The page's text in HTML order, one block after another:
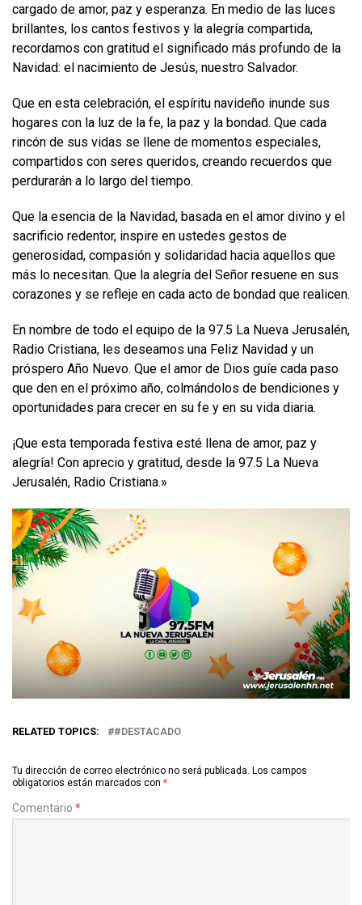
cargado de amor, paz y esperanza. En medio de las luces
brillantes, los cantos festivos y la alegría compartida,
recordamos con gratitud el significado más profundo de la
Navidad: el nacimiento de Jesús, nuestro Salvador.
Que en esta celebración, el espíritu navideño inunde sus
hogares con la luz de la fe, la paz y la bondad. Que cada
rincón de sus vidas se llene de momentos especiales,
compartidos con seres queridos, creando recuerdos que
perdurarán a lo largo del tiempo.
Que la esencia de la Navidad, basada en el amor divino y el
sacrificio redentor, inspire en ustedes gestos de
generosidad, compasión y solidaridad hacia aquellos que
más lo necesitan. Que la alegría del Señor resuene en sus
corazones y se refleje en cada acto de bondad que realicen.
En nombre de todo el equipo de la 97.5 La Nueva Jerusalén,
Radio Cristiana, les deseamos una Feliz Navidad y un
próspero Año Nuevo. Que el amor de Dios guíe cada paso
que den en el próximo año, colmándolos de bendiciones y
oportunidades para crecer en su fe y en su vida diaria.
¡Que esta temporada festiva esté llena de amor, paz y
alegría! Con aprecio y gratitud, desde la 97.5 La Nueva
Jerusalén, Radio Cristiana.»
RELATED TOPICS: #DESTACADO
Tu dirección de correo electrónico no será publicada. Los campos
obligatorios están marcados con *
Comentario *